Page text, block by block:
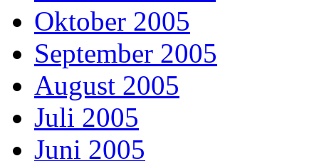
Oktober 2005
September 2005
August 2005
Juli 2005
Juni 2005